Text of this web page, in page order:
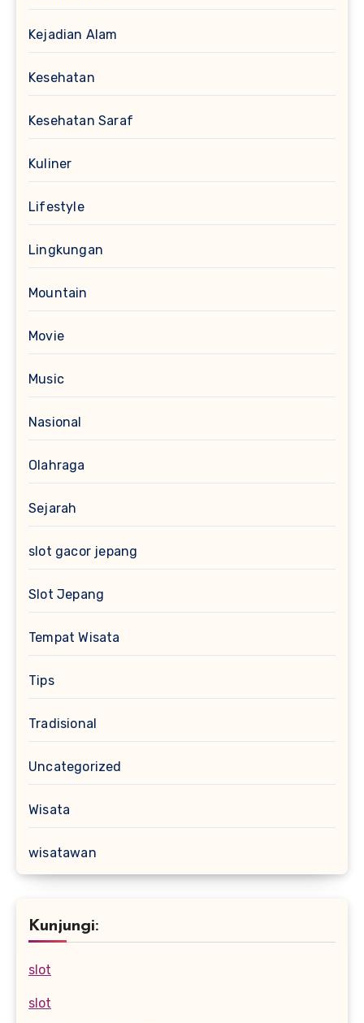
Kejadian Alam
Kesehatan
Kesehatan Saraf
Kuliner
Lifestyle
Lingkungan
Mountain
Movie
Music
Nasional
Olahraga
Sejarah
slot gacor jepang
Slot Jepang
Tempat Wisata
Tips
Tradisional
Uncategorized
Wisata
wisatawan
Kunjungi:
slot
slot